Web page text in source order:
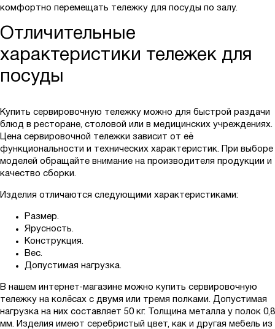
комфортно перемещать тележку для посуды по залу.
Отличительные
характеристики тележек для
посуды
Купить сервировочную тележку можно для быстрой раздачи
блюд в ресторане, столовой или в медицинских учреждениях.
Цена сервировочной тележки зависит от её
функциональности и технических характеристик. При выборе
моделей обращайте внимание на производителя продукции и
качество сборки.
Изделия отличаются следующими характеристиками:
Размер.
Ярусность.
Конструкция.
Вес.
Допустимая нагрузка.
В нашем интернет-магазине можно купить сервировочную
тележку на колёсах с двумя или тремя полками. Допустимая
нагрузка на них составляет 50 кг. Толщина металла у полок 0,8
мм. Изделия имеют серебристый цвет, как и другая мебель из